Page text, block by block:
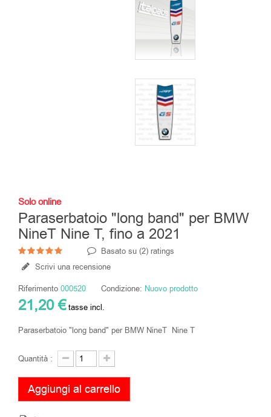
Solo online
Paraserbatoio "long band" per BMW
NineT Nine T, fino a 2021
Basato su (2) ratings
Scrivi una recensione
Riferimento 000520 Condizione: Nuovo prodotto
21,20 €tasse incl.
Paraserbatoio "long band" per BMW NineT Nine T
Quantità :
Aggiungi al carrello